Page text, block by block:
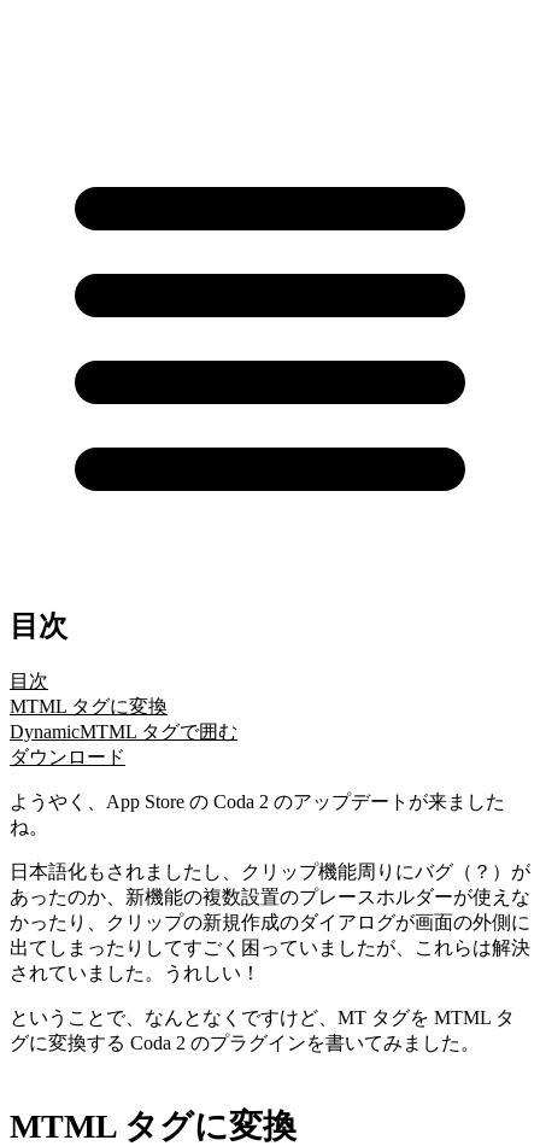
目次
目次
MTML タグに変換
DynamicMTML タグで囲む
ダウンロード
ようやく、App Store の Coda 2 のアップデートが来ました
ね。
日本語化もされましたし、クリップ機能周りにバグ（？）が
あったのか、新機能の複数設置のプレースホルダーが使えな
かったり、クリップの新規作成のダイアログが画面の外側に
出てしまったりしてすごく困っていましたが、これらは解決
されていました。うれしい！
ということで、なんとなくですけど、MT タグを MTML タ
グに変換する Coda 2 のプラグインを書いてみました。
MTML タグに変換